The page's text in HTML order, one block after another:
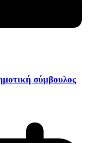
σύμβουλος